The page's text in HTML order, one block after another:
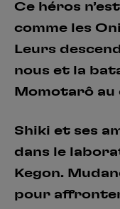
Ce héros
comme les
Leurs
nous et la
Momotarô au
Shiki et ses
dans le
Kegon.
pour